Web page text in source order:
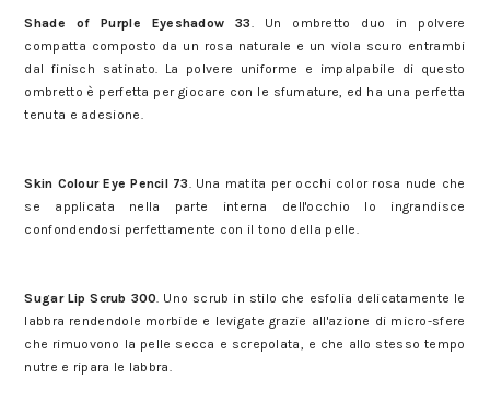
Shade of Purple Eyeshadow 33. Un ombretto duo in polvere
compatta composto da un rosa naturale e un viola scuro entrambi
dal finisch satinato. La polvere uniforme e impalpabile di questo
ombretto è perfetta per giocare con le sfumature, ed ha una perfetta
tenuta e adesione.
Skin Colour Eye Pencil 73. Una matita per occhi color rosa nude che
se applicata nella parte interna dell'occhio lo ingrandisce
confondendosi perfettamente con il tono della pelle.
Sugar Lip Scrub 300. Uno scrub in stilo che esfolia delicatamente le
labbra rendendole morbide e levigate grazie all'azione di micro-sfere
che rimuovono la pelle secca e screpolata, e che allo stesso tempo
nutre e ripara le labbra.